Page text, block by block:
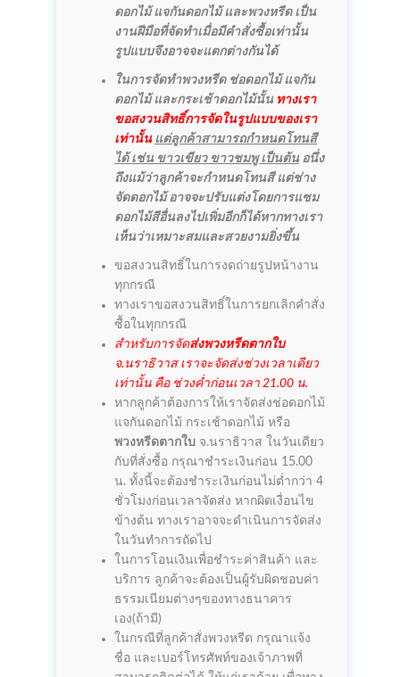
ดอกไม้ แจกันดอกไม้ และพวงหรีด เป็น
งานฝีมือที่จัดทำเมื่อมีคำสั่งซื้อเท่านั้น
รูปแบบจึงอาจจะแตกต่างกันได้
ในการจัดทำพวงหรีด ช่อดอกไม้ แจกัน
ดอกไม้ และกระเช้าดอกไม้นั้น ทางเรา
ขอสงวนสิทธิ์การจัดในรูปแบบของเรา
เท่านั้น แต่ลูกค้าสามารถกำหนดโทนสี
ได้ เช่น ขาวเขียว ขาวชมพู เป็นต้นอนึ่ง
ถึงแม้ว่าลูกค้าจะกำหนดโทนสี แต่ช่าง
จัดดอกไม้ อาจจะปรับแต่งโดยการแซม
ดอกไม้สีอื่นลงไปเพิ่มอีกก็ได้หากทางเรา
เห็นว่าเหมาะสมและสวยงามยิ่งขึ้น
ขอสงวนสิทธิ์ในการงดถ่ายรูปหน้างาน
ทุกกรณี
ทางเราขอสงวนสิทธิ์ในการยกเลิกคำสั่ง
ซื้อในทุกกรณี
สำหรับการจัดส่งพวงหรีดตากใบ
จ.นราธิวาส เราจะจัดส่งช่วงเวลาเดียว
เท่านั้น คือ ช่วงค่ำก่อนเวลา 21.00 น.
หากลูกค้าต้องการให้เราจัดส่งช่อดอกไม้
แจกันดอกไม้ กระเช้าดอกไม้ หรือ
พวงหรีดตากใบ จ.นราธิวาส ในวันเดียว
กับที่สั่งซื้อ กรุณาชำระเงินก่อน 15.00
น. ทั้งนี้จะต้องชำระเงินก่อนไม่ต่ำกว่า 4
ชั่วโมงก่อนเวลาจัดส่ง หากผิดเงื่อนไข
ข้างต้น ทางเราอาจจะดำเนินการจัดส่ง
ในวันทำการถัดไป
ในการโอนเงินเพื่อชำระค่าสินค้า และ
บริการ ลูกค้าจะต้องเป็นผู้รับผิดชอบค่า
ธรรมเนียมต่างๆของทางธนาคาร
เอง(ถ้ามี)
ในกรณีที่ลูกค้าสั่งพวงหรีด กรุณาแจ้ง
ชื่อ และเบอร์โทรศัพท์ของเจ้าภาพที่